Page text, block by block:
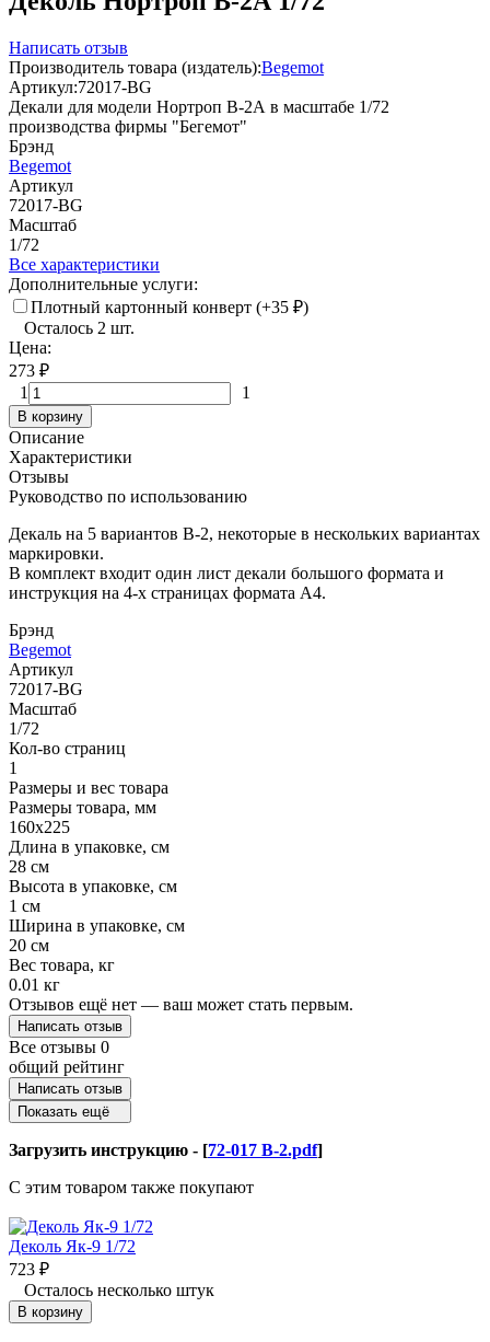
Написать отзыв
Производитель товара (издатель):Begemot
Артикул:72017-BG
Декали для модели Нортроп В-2А в масштабе 1/72
производства фирмы "Бегемот"
Брэнд
Begemot
Артикул
72017-BG
Масштаб
1/72
Все характеристики
Дополнительные услуги:
Плотный картонный конверт (+35 ₽)
Осталось 2 шт.
Цена:
273 ₽
1
1
В корзину
Описание
Характеристики
Отзывы
Руководство по использованию
Декаль на 5 вариантов B-2, некоторые в нескольких вариантах
маркировки.
В комплект входит один лист декали большого формата и
инструкция на 4-х страницах формата А4.
Брэнд
Begemot
Артикул
72017-BG
Масштаб
1/72
Кол-во страниц
1
Размеры и вес товара
Размеры товара, мм
160х225
Длина в упаковке, см
28 см
Высота в упаковке, см
1 см
Ширина в упаковке, см
20 см
Вес товара, кг
0.01 кг
Отзывов ещё нет — ваш может стать первым.
Написать отзыв
Все отзывы 0
общий рейтинг
Написать отзыв
Показать ещё
Загрузить инструкцию - [72-017 B-2.pdf]
C этим товаром также покупают
Деколь Як-9 1/72
723 ₽
Осталось несколько штук
В корзину